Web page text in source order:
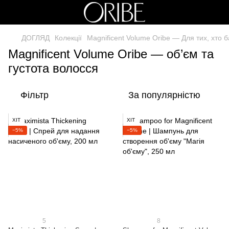
ДОГЛЯД Колекції Magnificent Volume Oribe — Для тих, хто
Magnificent Volume Oribe — об’єм та
густота волосся
Фільтр За популярністю
ХІТ
−5%
5
ХІТ
−5%
8